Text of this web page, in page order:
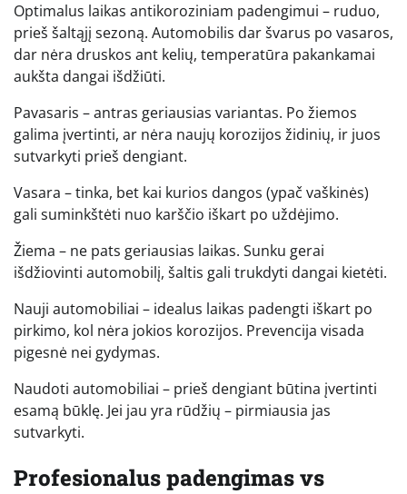
Optimalus laikas antikoroziniam padengimui – ruduo,
prieš šaltąjį sezoną. Automobilis dar švarus po vasaros,
dar nėra druskos ant kelių, temperatūra pakankamai
aukšta dangai išdžiūti.
Pavasaris – antras geriausias variantas. Po žiemos
galima įvertinti, ar nėra naujų korozijos židinių, ir juos
sutvarkyti prieš dengiant.
Vasara – tinka, bet kai kurios dangos (ypač vaškinės)
gali suminkštėti nuo karščio iškart po uždėjimo.
Žiema – ne pats geriausias laikas. Sunku gerai
išdžiovinti automobilį, šaltis gali trukdyti dangai kietėti.
Nauji automobiliai – idealus laikas padengti iškart po
pirkimo, kol nėra jokios korozijos. Prevencija visada
pigesnė nei gydymas.
Naudoti automobiliai – prieš dengiant būtina įvertinti
esamą būklę. Jei jau yra rūdžių – pirmiausia jas
sutvarkyti.
Profesionalus padengimas vs